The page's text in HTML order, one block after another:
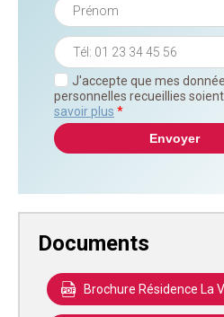
J'accepte que mes
personnelles recueillies soient
savoir plus *
Documents
Brochure Résidence La